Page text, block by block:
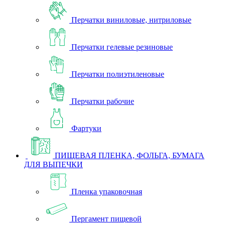
Перчатки виниловые, нитриловые
Перчатки гелевые резиновые
Перчатки полиэтиленовые
Перчатки рабочие
Фартуки
ПИЩЕВАЯ ПЛЕНКА, ФОЛЬГА, БУМАГА
ДЛЯ ВЫПЕЧКИ
Пленка упаковочная
Пергамент пищевой